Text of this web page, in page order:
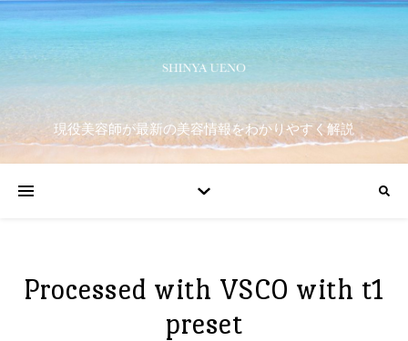
現役美容師が最新の美容情報をわかりやすく解説
Processed with VSCO with t1
preset